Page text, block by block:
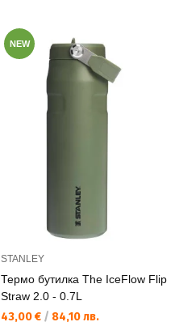
NEW
STANLEY
Термо бутилка The IceFlow Flip
Straw 2.0 - 0.7L
Текуща цена:
43,00 € / 84,10 лв.